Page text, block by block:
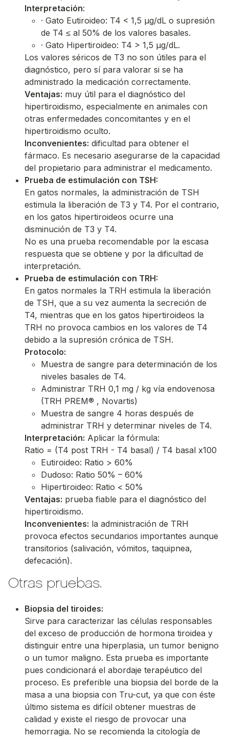
Interpretación:
· Gato Eutiroideo: T4 < 1,5 μg/dL o supresión
de T4 ≤ al 50% de los valores basales.
· Gato Hipertiroideo: T4 > 1,5 μg/dL.
Los valores séricos de T3 no son útiles para el
diagnóstico, pero sí para valorar si se ha
administrado la medicación correctamente.
Ventajas: muy útil para el diagnóstico del
hipertiroidismo, especialmente en animales con
otras enfermedades concomitantes y en el
hipertiroidismo oculto.
Inconvenientes: dificultad para obtener el
fármaco. Es necesario asegurarse de la capacidad
del propietario para administrar el medicamento.
Prueba de estimulación con TSH:
En gatos normales, la administración de TSH
estimula la liberación de T3 y T4. Por el contrario,
en los gatos hipertiroideos ocurre una
disminución de T3 y T4.
No es una prueba recomendable por la escasa
respuesta que se obtiene y por la dificultad de
interpretación.
Prueba de estimulación con TRH:
En gatos normales la TRH estimula la liberación
de TSH, que a su vez aumenta la secreción de
T4, mientras que en los gatos hipertiroideos la
TRH no provoca cambios en los valores de T4
debido a la supresión crónica de TSH.
Protocolo:
Muestra de sangre para determinación de los
niveles basales de T4.
Administrar TRH 0,1 mg / kg vía endovenosa
(TRH PREM® , Novartis)
Muestra de sangre 4 horas después de
administrar TRH y determinar niveles de T4.
Interpretación: Aplicar la fórmula:
Ratio = (T4 post TRH - T4 basal) / T4 basal x100
Eutiroideo: Ratio > 60%
Dudoso: Ratio 50% – 60%
Hipertiroideo: Ratio < 50%
Ventajas: prueba fiable para el diagnóstico del
hipertiroidismo.
Inconvenientes: la administración de TRH
provoca efectos secundarios importantes aunque
transitorios (salivación, vómitos, taquipnea,
defecación).
Otras pruebas.
Biopsia del tiroides:
Sirve para caracterizar las células responsables
del exceso de producción de hormona tiroidea y
distinguir entre una hiperplasia, un tumor benigno
o un tumor maligno. Esta prueba es importante
pues condicionará el abordaje terapéutico del
proceso. Es preferible una biopsia del borde de la
masa a una biopsia con Tru-cut, ya que con éste
último sistema es difícil obtener muestras de
calidad y existe el riesgo de provocar una
hemorragia. No se recomienda la citología de